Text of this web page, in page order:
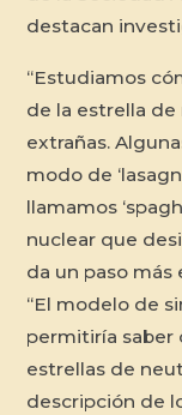
destacan
“Estudiamos
de la estrella
extrañas.
modo de
llamamos
nuclear que
da un paso más
“El modelo de
permitiría saber
estrellas de
descripción de